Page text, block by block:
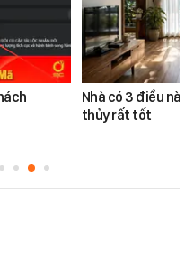
Nhà có 3 điều
thủy rất tốt